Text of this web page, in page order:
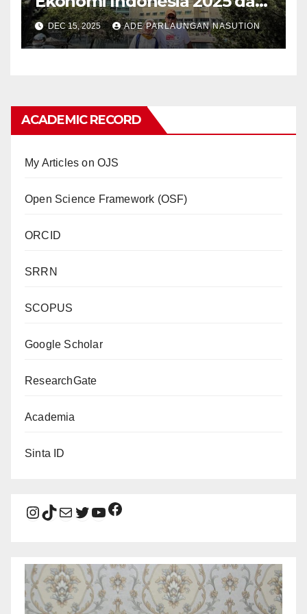
Prospek Pertumbuhan 2026
DEC 15, 2025 ADE PARLAUNGAN NASUTION
ACADEMIC RECORD
My Articles on OJS
Open Science Framework (OSF)
ORCID
SRRN
SCOPUS
Google Scholar
ResearchGate
Academia
Sinta ID
Instagram
TikTok
MailTwitter
YouTube
Facebook